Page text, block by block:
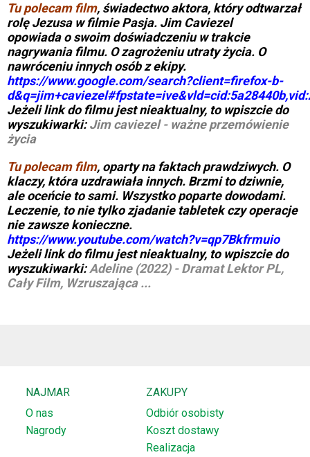
Tu polecam film, świadectwo aktora, który odtwarzał
rolę Jezusa w filmie Pasja. Jim Caviezel
opowiada o swoim doświadczeniu w trakcie
nagrywania filmu. O zagrożeniu utraty życia. O
nawróceniu innych osób z ekipy.
https://www.google.com/search?client=firefox-b-
Jeżeli link do filmu jest nieaktualny, to wpiszcie do
wyszukiwarki:Jim caviezel - ważne przemówienie
życia
Tu polecam film, oparty na faktach prawdziwych. O
klaczy, która uzdrawiała innych. Brzmi to dziwnie,
ale oceńcie to sami. Wszystko poparte dowodami.
Leczenie, to nie tylko zjadanie tabletek czy operacje
nie zawsze konieczne.
https://www.youtube.com/watch?v=qp7Bkfrmuio
Jeżeli link do filmu jest nieaktualny, to wpiszcie do
wyszukiwarki:Adeline (2022) - Dramat Lektor PL,
Cały Film, Wzruszająca ...
NAJMAR
O nas
Nagrody
ZAKUPY
Odbiór osobisty
Koszt dostawy
Realizacja
SZUKAJ